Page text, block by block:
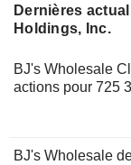
Dernières
Holdings, Inc.
BJ's Wholesale
actions pour 725
BJ's Wholesale